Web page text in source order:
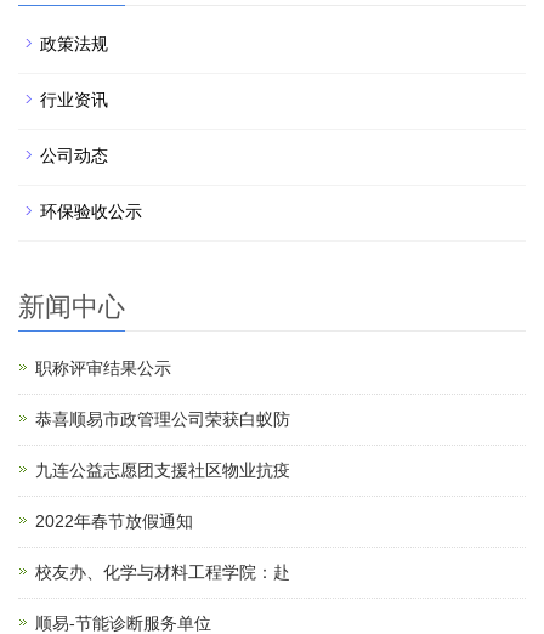
政策法规
行业资讯
公司动态
环保验收公示
新闻中心
职称评审结果公示
恭喜顺易市政管理公司荣获白蚁防
九连公益志愿团支援社区物业抗疫
2022年春节放假通知
校友办、化学与材料工程学院：赴
顺易-节能诊断服务单位